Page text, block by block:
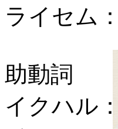
ライセム：
助動詞
イクハル：